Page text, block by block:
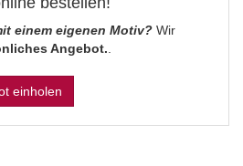
einem eigenen Motiv? Wir
Angebot.
einholen